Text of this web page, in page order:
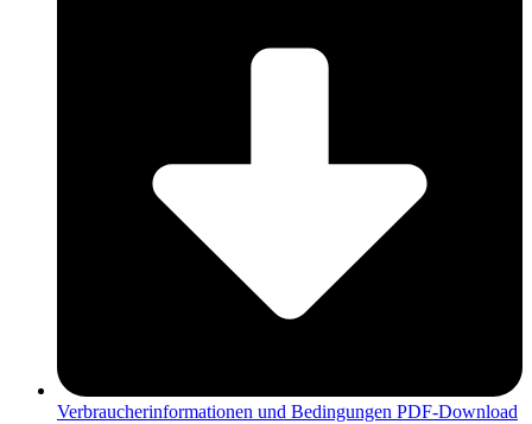
Verbraucherinformationen und Bedingungen PDF-Download